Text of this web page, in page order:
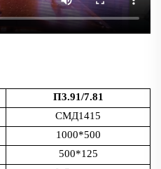
П3.91/7.81
СМД1415
1000*500
500*125